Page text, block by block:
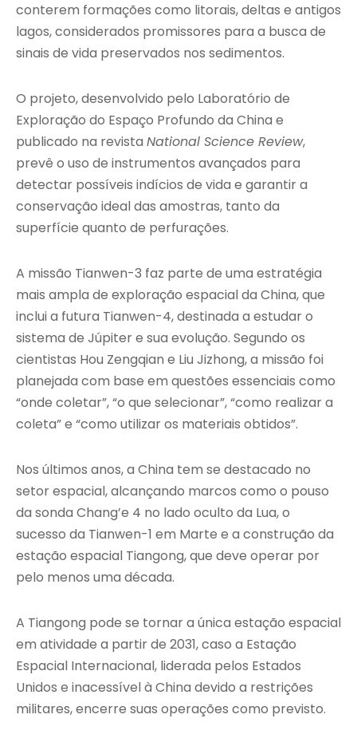
conterem formações como litorais, deltas e antigos
lagos, considerados promissores para a busca de
sinais de vida preservados nos sedimentos.
O projeto, desenvolvido pelo Laboratório de
Exploração do Espaço Profundo da China e
publicado na revista National Science Review,
prevê o uso de instrumentos avançados para
detectar possíveis indícios de vida e garantir a
conservação ideal das amostras, tanto da
superfície quanto de perfurações.
A missão Tianwen-3 faz parte de uma estratégia
mais ampla de exploração espacial da China, que
inclui a futura Tianwen-4, destinada a estudar o
sistema de Júpiter e sua evolução. Segundo os
cientistas Hou Zengqian e Liu Jizhong, a missão foi
planejada com base em questões essenciais como
“onde coletar”, “o que selecionar”, “como realizar a
coleta” e “como utilizar os materiais obtidos”.
Nos últimos anos, a China tem se destacado no
setor espacial, alcançando marcos como o pouso
da sonda Chang’e 4 no lado oculto da Lua, o
sucesso da Tianwen-1 em Marte e a construção da
estação espacial Tiangong, que deve operar por
pelo menos uma década.
A Tiangong pode se tornar a única estação espacial
em atividade a partir de 2031, caso a Estação
Espacial Internacional, liderada pelos Estados
Unidos e inacessível à China devido a restrições
militares, encerre suas operações como previsto.